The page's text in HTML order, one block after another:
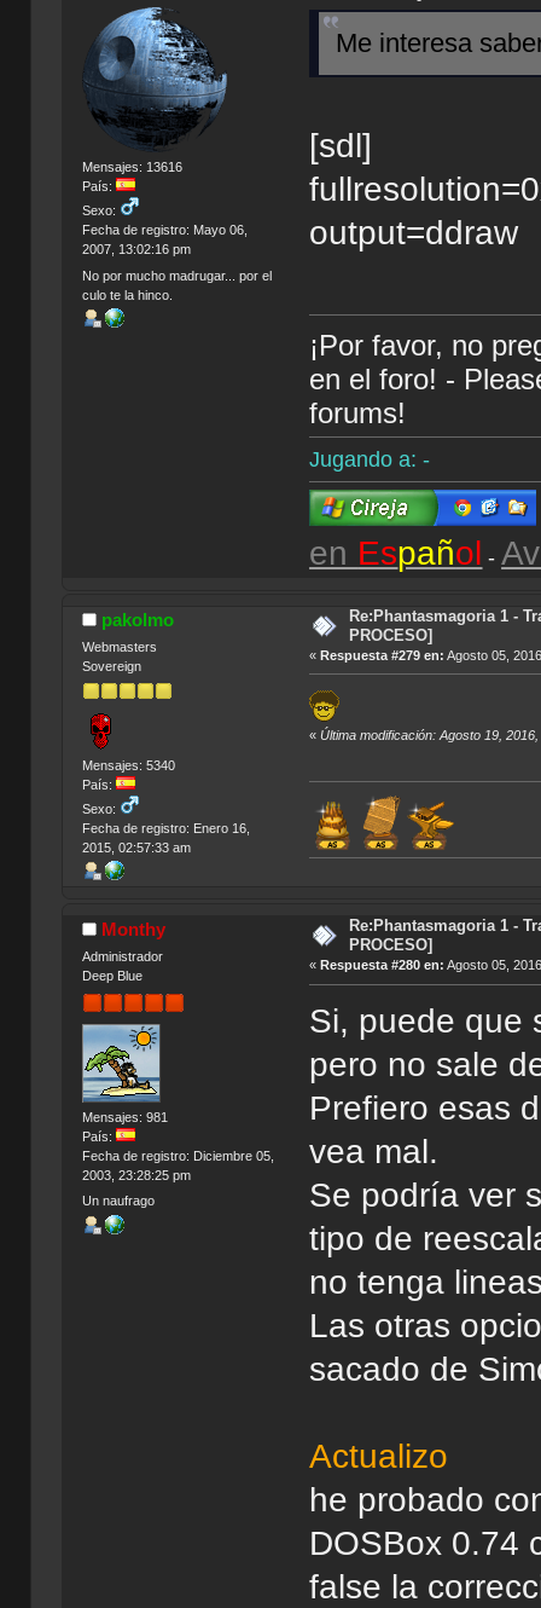
Mensajes: 13616
País:
Sexo:
Fecha de registro: Mayo 06,
2007, 13:02:16 pm
No por mucho madrugar... por el
culo te la hinco.
Me interesa
[sdl]
output=ddraw
¡Por favor, no
en el foro! -
forums!
Jugando a: -
en Español -
pakolmo
Webmasters
Sovereign
Mensajes: 5340
País:
Sexo:
Fecha de registro: Enero 16,
2015, 02:57:33 am
Re:Phantasmagoria 1 -
PROCESO]
«Respuesta #279 en: Agosto 05,
«Última modificación: Agosto 19,
Monthy
Administrador
Deep Blue
Mensajes: 981
País:
Fecha de registro: Diciembre 05,
2003, 23:28:25 pm
Un naufrago
Re:Phantasmagoria 1 -
PROCESO]
«Respuesta #280 en: Agosto 05,
Si, puede que
pero no sale
Prefiero esas
vea mal.
Se podría ver
tipo de
no tenga
Las otras
sacado de
Actualizo
he probado
DOSBox 0.74
false la